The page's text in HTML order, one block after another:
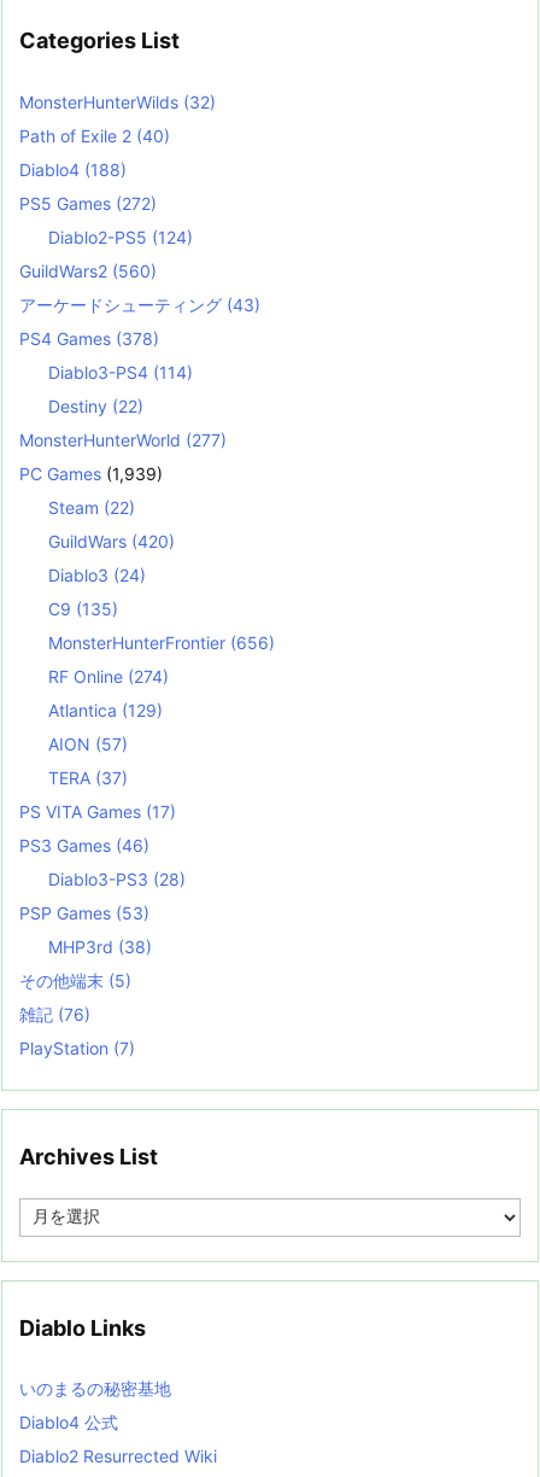
Categories List
MonsterHunterWilds (32)
Path of Exile 2 (40)
Diablo4 (188)
PS5 Games (272)
Diablo2-PS5 (124)
GuildWars2 (560)
アーケードシューティング (43)
PS4 Games (378)
Diablo3-PS4 (114)
Destiny (22)
MonsterHunterWorld (277)
PC Games (1,939)
Steam (22)
GuildWars (420)
Diablo3 (24)
C9 (135)
MonsterHunterFrontier (656)
RF Online (274)
Atlantica (129)
AION (57)
TERA (37)
PS VITA Games (17)
PS3 Games (46)
Diablo3-PS3 (28)
PSP Games (53)
MHP3rd (38)
その他端末 (5)
雑記 (76)
PlayStation (7)
Archives List
e
i
s
t
Diablo Links
いのまるの秘密基地
Diablo4 公式
Diablo2 Resurrected Wiki